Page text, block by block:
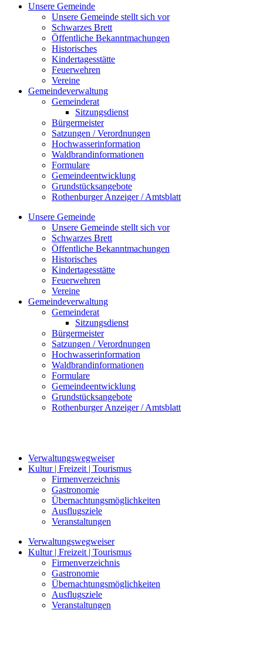
Zum
Unsere Gemeinde
Unsere Gemeinde stellt sich vor
Schwarzes Brett
Öffentliche Bekanntmachungen
Historisches
Kindertagesstätte
Feuerwehren
Vereine
Gemeindeverwaltung
Gemeinderat
Sitzungsdienst
Bürgermeister
Satzungen / Verordnungen
Hochwasserinformation
Waldbrandinformationen
Formulare
Gemeindeentwicklung
Grundstücksangebote
Rothenburger Anzeiger / Amtsblatt
Unsere Gemeinde
Unsere Gemeinde stellt sich vor
Schwarzes Brett
Öffentliche Bekanntmachungen
Historisches
Kindertagesstätte
Feuerwehren
Vereine
Gemeindeverwaltung
Gemeinderat
Sitzungsdienst
Bürgermeister
Satzungen / Verordnungen
Hochwasserinformation
Waldbrandinformationen
Formulare
Gemeindeentwicklung
Grundstücksangebote
Rothenburger Anzeiger / Amtsblatt
Verwaltungswegweiser
Kultur | Freizeit | Tourismus
Firmenverzeichnis
Gastronomie
Übernachtungsmöglichkeiten
Ausflugsziele
Veranstaltungen
Verwaltungswegweiser
Kultur | Freizeit | Tourismus
Firmenverzeichnis
Gastronomie
Übernachtungsmöglichkeiten
Ausflugsziele
Veranstaltungen